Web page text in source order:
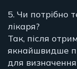
5. Чи потрібно
лікаря?
Так, після
якнайшвидше
для